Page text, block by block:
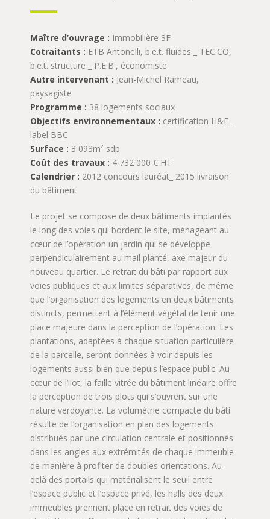
Maître d’ouvrage : Immobilière 3F
Cotraitants : ETB Antonelli, b.e.t. fluides _ TEC.CO,
b.e.t. structure _ P.E.B., économiste
Autre intervenant : Jean-Michel Rameau,
paysagiste
Programme : 38 logements sociaux
Objectifs environnementaux : certification H&E _
label BBC
Surface : 3 093m² sdp
Coût des travaux : 4 732 000 € HT
Calendrier : 2012 concours lauréat_ 2015 livraison
du bâtiment
Le projet se compose de deux bâtiments implantés
le long des voies qui bordent le site, ménageant au
cœur de l’opération un jardin qui se développe
perpendiculairement au mail planté, axe majeur du
nouveau quartier. Le retrait du bâti par rapport aux
voies publiques et aux limites séparatives, de même
que l’organisation des logements en deux bâtiments
distincts, permettent à l’élément végétal de tenir une
place majeure dans la perception de l’opération. Les
plantations, adaptées à chaque situation particulière
de la parcelle, seront données à voir depuis les
logements aussi bien que depuis l’espace public. Au
cœur de l’ilot, la faille vitrée du bâtiment linéaire offre
la perception de trois plots qui s’ouvrent sur une
nature verdoyante. La volumétrie compacte du bâti
résulte de l’organisation en plan des logements
distribués par une circulation centrale et positionnés
dans les angles aux extrémités de chaque immeuble
de manière à profiter de doubles orientations. Au-
delà des portails qui matérialisent le seuil entre
l’espace public et l’espace privé, les halls des deux
immeubles prennent place en retrait des voies de